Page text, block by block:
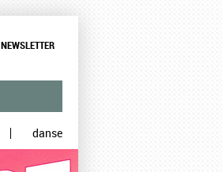
NEWSLETTER
danse